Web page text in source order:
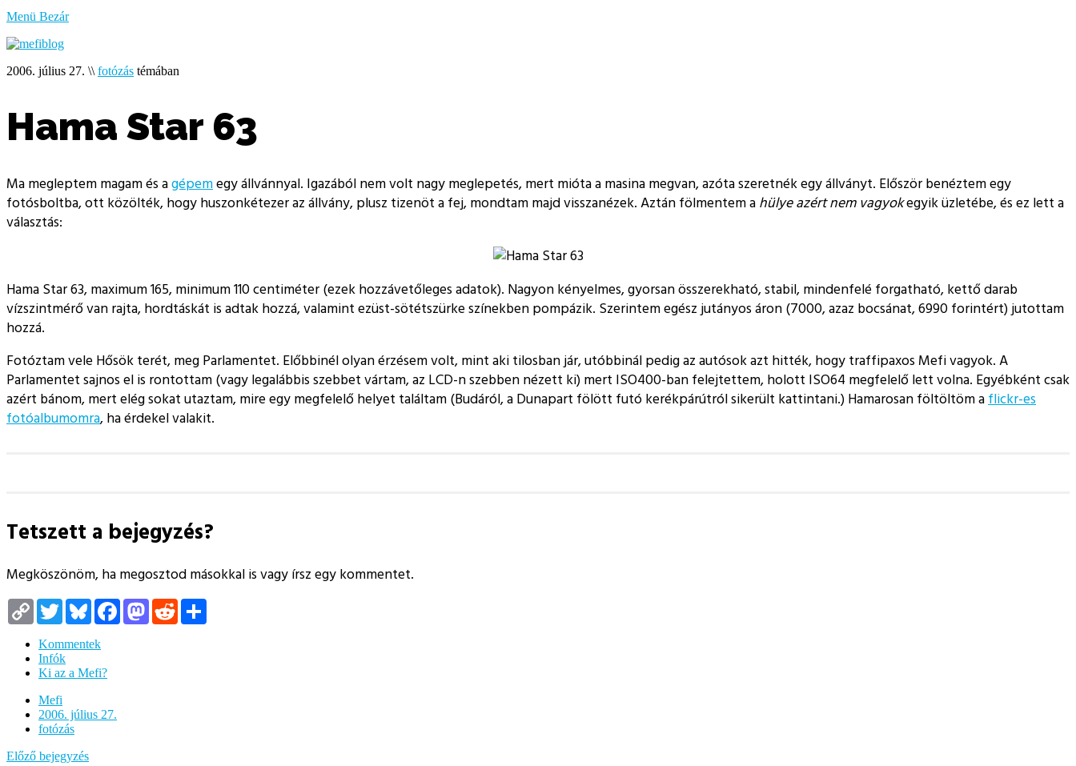
a
Menü Bezár
2006. július 27. \\ fotózás témában
Hama Star 63
Ma megleptem magam és agépemegy állvánnyal. Igazából nem volt nagy meglepetés, mert mióta a masina megvan, azóta szeretnék egy állványt. Először benéztem egy
fotósboltba, ott közölték, hogy huszonkétezer az állvány, plusz tizenöt a fej, mondtam majd visszanézek. Aztán fölmentem a hülye azért nem vagyokegyik üzletébe, és ez lett a
választás:
Hama Star 63, maximum 165, minimum 110 centiméter (ezek hozzávetőleges adatok). Nagyon kényelmes, gyorsan összerekható, stabil, mindenfelé forgatható, kettő darab
vízszintmérő van rajta, hordtáskát is adtak hozzá, valamint ezüst-sötétszürke színekben pompázik. Szerintem egész jutányos áron (7000, azaz bocsánat, 6990 forintért) jutottam
hozzá.
Fotóztam vele Hősök terét, meg Parlamentet. Előbbinél olyan érzésem volt, mint aki tilosban jár, utóbbinál pedig az autósok azt hitték, hogy traffipaxos Mefi vagyok. A
Parlamentet sajnos el is rontottam (vagy legalábbis szebbet vártam, az LCD-n szebben nézett ki) mert ISO400-ban felejtettem, holott ISO64 megfelelő lett volna. Egyébként csak
azért bánom, mert elég sokat utaztam, mire egy megfelelő helyet találtam (Budáról, a Dunapart fölött futó kerékpárútról sikerült kattintani.) Hamarosan föltöltöm aflickr-es
fotóalbumomra, ha érdekel valakit.
Tetszett a bejegyzés?
Megköszönöm, ha megosztod másokkal is vagy írsz egy kommentet.
Copy
Link
TwitterBlueskyFacebookMastodon
Reddit
Kommentek
Infók
Ki az a Mefi?
Mefi
2006. július 27.
fotózás
Előző bejegyzés